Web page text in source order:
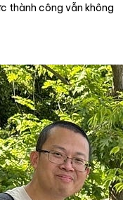
thành công vẫn không